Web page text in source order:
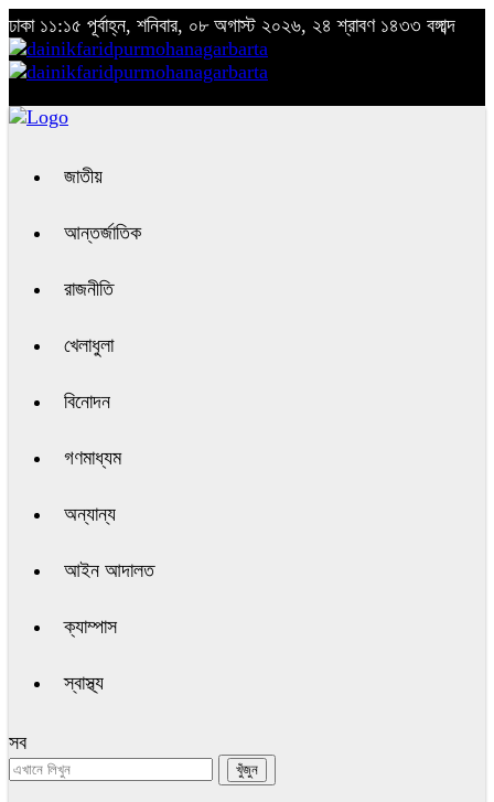
ঢাকা ১১:১৫ পূর্বাহ্ন, শনিবার, ০৮ অগাস্ট ২০২৬, ২৪ শ্রাবণ ১৪৩৩ বঙ্গাব্দ
জাতীয়
আন্তর্জাতিক
রাজনীতি
খেলাধুলা
বিনোদন
গণমাধ্যম
অন্যান্য
আইন আদালত
ক্যাম্পাস
স্বাস্থ্য
সব